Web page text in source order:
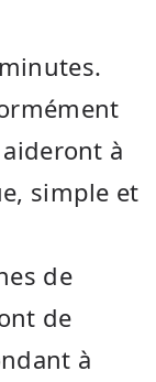
à
simple et
de
de
à